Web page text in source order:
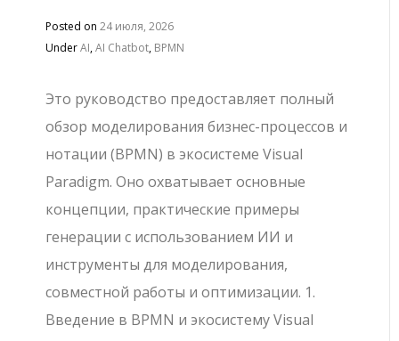
Posted on24 июля, 2026
UnderAI,AI Chatbot, BPMN
Это руководство предоставляет полный
обзор моделирования бизнес-процессов и
нотации (BPMN) в экосистеме Visual
Paradigm. Оно охватывает основные
концепции, практические примеры
генерации с использованием ИИ и
инструменты для моделирования,
совместной работы и оптимизации. 1.
Введение в BPMN и экосистему Visual